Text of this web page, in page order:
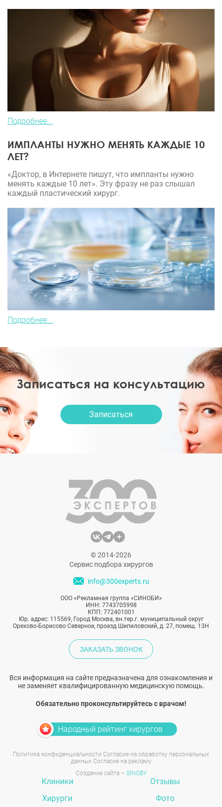
Подробнее...
ИМПЛАНТЫ НУЖНО МЕНЯТЬ КАЖДЫЕ 10
ЛЕТ?
«Доктор, в Интернете пишут, что импланты нужно
менять каждые 10 лет». Эту фразу не раз слышал
каждый пластический хирург.
Подробнее...
Записаться на консультацию
Записаться
© 2014-2026
Сервис подбора хирургов
info@300experts.ru
ООО «Рекламная группа «СИНОБИ»
ИНН: 7743705998
КПП: 772401001
Юр. адрес: 115569, Город Москва, вн.тер.г. муниципальный округ
Орехово-Борисово Северное, проезд Шипиловский, д. 27, помещ. 13Н
ЗАКАЗАТЬ ЗВОНОК
Вся информация на сайте предназначена для ознакомления и
не заменяет квалифицированную медицинскую помощь.
Обязательно проконсультируйтесь с врачом!
Народный рейтинг хирургов
Политика конфиденциальности Согласие на обработку персональных
данных Согласие на рекламу
Создание сайта – SINOBY
Клиники
Хирурги
Отзывы
Фото